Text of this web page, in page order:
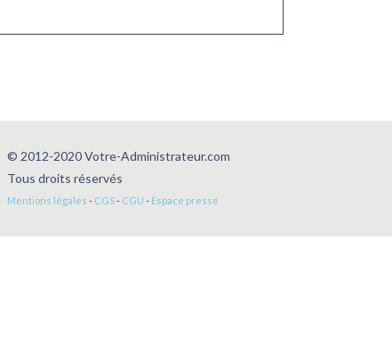
© 2012-2020 Votre-Administrateur.com
Tous droits réservés
Mentions légales - CGS- CGU - Espace presse